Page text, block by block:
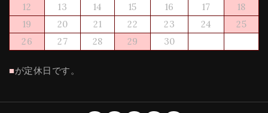
12
13 14 15 16 17
18
19
20 21 22 23 24
25
26
27 28 29 30
■が定休日です。